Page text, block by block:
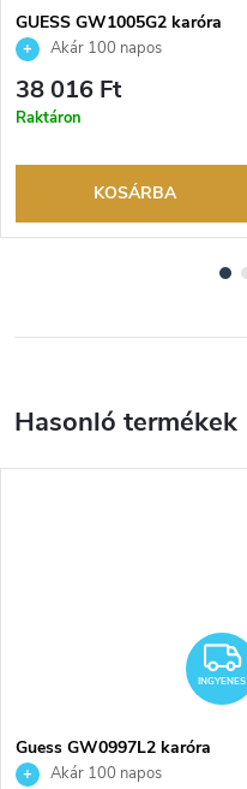
GUESS GW1005G2 karóra
Akár 100 napos
visszaküldési lehetőség. Hivatalos
márkakereskedő.
38 016 Ft
Raktáron
KOSÁRBA
INGYENES
Guess GW0997L2 karóra
Akár 100 napos